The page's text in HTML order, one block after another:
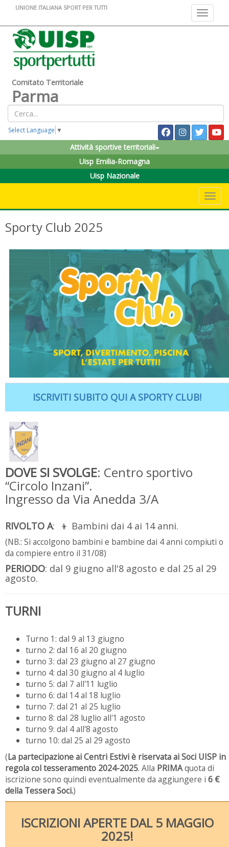
Toggle
UNIONE ITALIANA SPORT PER TUTTI
Comitato Territoriale
Parma
Select Language ▼
Attività sportive territoriali
Uisp Emilia-Romagna
Uisp Nazionale
Sporty Club 2025
ISCRIVITI SUBITO QUI A SPORTY CLUB!
DOVE SI SVOLGE: Centro sportivo
“Circolo Inzani”.
Ingresso da Via Anedda 3/A
RIVOLTO A: 👦 Bambini dai 4 ai 14 anni.
(NB.: Si accolgono bambini e bambine dai 4 anni compiuti o
da compiere entro il 31/08)
PERIODO: dal 9 giugno all'8 agosto e dal 25 al 29
agosto.
TURNI
Turno 1: dal 9 al 13 giugno
turno 2: dal 16 al 20 giugno
turno 3: dal 23 giugno al 27 giugno
turno 4: dal 30 giugno al 4 luglio
turno 5: dal 7 all'11 luglio
turno 6: dal 14 al 18 luglio
turno 7: dal 21 al 25 luglio
turno 8: dal 28 luglio all'1 agosto
turno 9: dal 4 all'8 agosto
turno 10: dal 25 al 29 agosto
(La partecipazione ai Centri Estivi è riservata ai Soci UISP in
regola col tesseramento 2024-2025. Alla PRIMAquota di
iscrizione sono quindi eventualmente da aggiungere i 6 €
della Tessera Soci.)
ISCRIZIONI APERTE DAL 5 MAGGIO
2025!